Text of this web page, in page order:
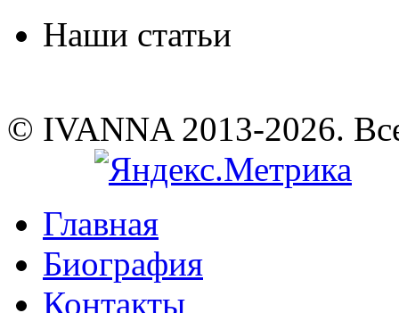
Наши статьи
© IVANNA 2013-2026.
Главная
Биография
Контакты